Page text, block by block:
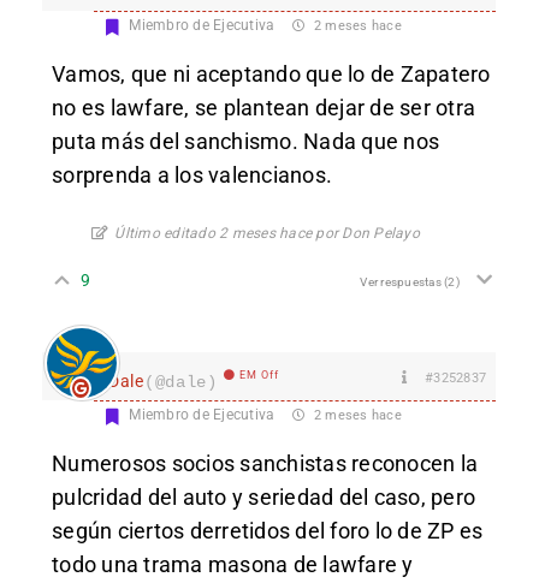
Miembro de Ejecutiva 2 meses hace
Vamos, que ni aceptando que lo de Zapatero
no es lawfare, se plantean dejar de ser otra
puta más del sanchismo. Nada que nos
sorprenda a los valencianos.
Último editado 2 meses hace por Don Pelayo
9 Ver respuestas(2)
Dale(@dale) EM Off #3252837
Miembro de Ejecutiva 2 meses hace
Numerosos socios sanchistas reconocen la
pulcridad del auto y seriedad del caso, pero
según ciertos derretidos del foro lo de ZP es
todo una trama masona de lawfare y